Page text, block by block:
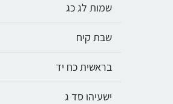
שמות לג כג
שבת קיח
בראשית כח יד
ישעיהו סד ג